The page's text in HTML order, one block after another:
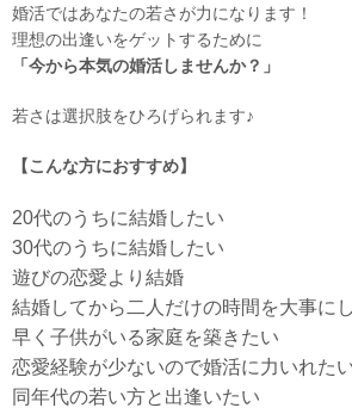
婚活ではあなたの若さが力になります！
理想の出逢いをゲットするために
「今から本気の婚活しませんか？」
若さは選択肢をひろげられます♪
【こんな方におすすめ】
20代のうちに結婚したい
30代のうちに結婚したい
遊びの恋愛より結婚
結婚してから二人だけの時間を大事に
早く子供がいる家庭を築きたい
恋愛経験が少ないので婚活に力いれた
同年代の若い方と出逢いたい